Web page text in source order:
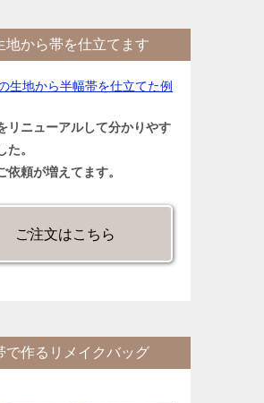
地から帯を仕立てます
リニューアルして分かりやす
た。
依頼が増えてます。
ご注文はこちら
で作るリメイクバッグ